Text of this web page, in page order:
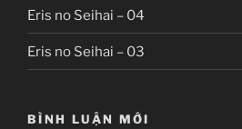
Eris no Seihai – 04
Eris no Seihai – 03
BÌNH LUẬN MỚI